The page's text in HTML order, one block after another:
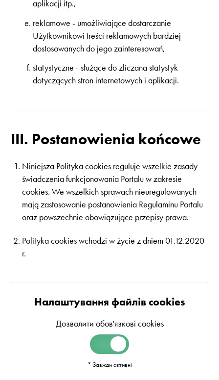
aplikacji itp.,
reklamowe - umożliwiające dostarczanie
Użytkownikowi treści reklamowych bardziej
dostosowanych do jego zainteresowań,
statystyczne - służące do zliczana statystyk
dotyczących stron internetowych i aplikacji.
III. Postanowienia końcowe
Niniejsza Polityka cookies reguluje wszelkie zasady
świadczenia funkcjonowania Portalu w zakresie
cookies. We wszelkich sprawach nieuregulowanych
mają zastosowanie postanowienia Regulaminu Portalu
oraz powszechnie obowiązujące przepisy prawa.
Polityka cookies wchodzi w życie z dniem 01.12.2020
r.
Налаштування файлів cookies
Дозволити обов'язкові cookies
* Завжди активні